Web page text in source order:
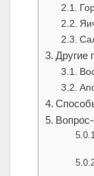
Другие
Вопрос-